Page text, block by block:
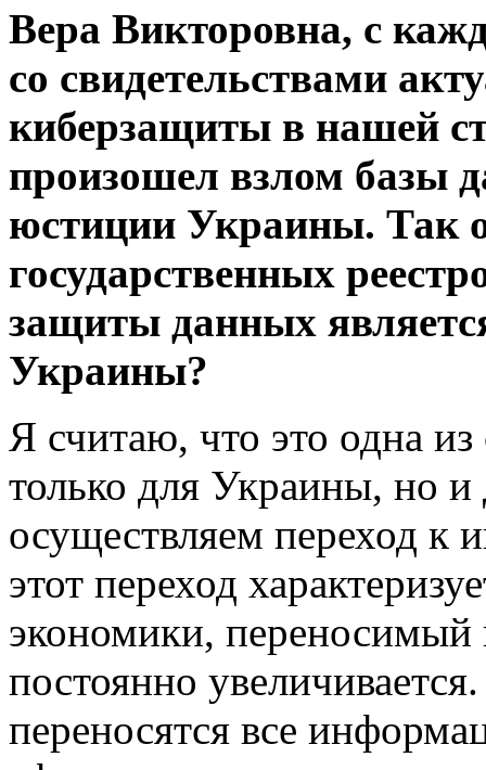
Вера Викторовна, с
со свидетельствами
киберзащиты в нашей
произошел взлом базы
юстиции Украины. Так
государственных
защиты данных
Украины?
Я считаю, что это одна
только для Украины, но
осуществляем переход
этот переход
экономики, переносимый
постоянно
переносятся все